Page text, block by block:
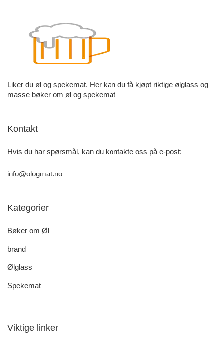
Liker du øl og spekemat. Her kan du få kjøpt riktige ølglass og
masse bøker om øl og spekemat
Kontakt
Hvis du har spørsmål, kan du kontakte oss på e-post:
info@ologmat.no
Kategorier
Bøker om Øl
brand
Ølglass
Spekemat
Viktige linker